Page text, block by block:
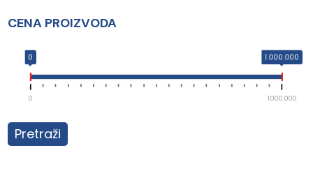
CENA PROIZVODA
0 1.000.000
0 1.000.000
Pretraži